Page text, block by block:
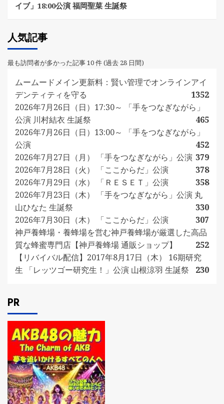
イブ」18:00公演 福岡聖菜 生誕祭
人気記事
最も訪問者が多かった記事 10 件 (過去 28 日間)
ムームードメイン更新料：賢い管理でオンラインアイ
デンティティを守る
1352
2026年7月26日（日）17:30～ 「手をつなぎながら」
公演 川村結衣 生誕祭
465
2026年7月26日（日）13:00～ 「手をつなぎながら」
公演
452
2026年7月27日（月） 「手をつなぎながら」公演 379
2026年7月28日（火） 「ここからだ」公演
378
2026年7月29日（水） 「ＲＥＳＥＴ」公演
358
2026年7月23日（木） 「手をつなぎながら」公演 丸
山ひなた 生誕祭
330
2026年7月30日（木） 「ここからだ」公演
307
神戸養蜂場・養蜂場を営む神戸養蜂場が厳選した高品
質な蜂蜜専門店【神戸養蜂場 通販ショップ】
252
【リバイバル配信】2017年8月17日（木） 16期研究
生 「レッツゴー研究生！」公演 山根涼羽 生誕祭
230
PR